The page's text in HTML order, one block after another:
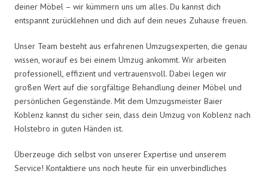
deiner Möbel – wir kümmern uns um alles. Du kannst dich
entspannt zurücklehnen und dich auf dein neues Zuhause freuen.
Unser Team besteht aus erfahrenen Umzugsexperten, die genau
wissen, worauf es bei einem Umzug ankommt. Wir arbeiten
professionell, effizient und vertrauensvoll. Dabei legen wir
großen Wert auf die sorgfältige Behandlung deiner Möbel und
persönlichen Gegenstände. Mit dem Umzugsmeister Baier
Koblenz kannst du sicher sein, dass dein Umzug von Koblenz nach
Holstebro in guten Händen ist.
Überzeuge dich selbst von unserer Expertise und unserem
Service! Kontaktiere uns noch heute für ein unverbindliches